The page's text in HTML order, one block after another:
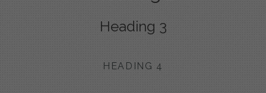
Heading 3
HEADING 4